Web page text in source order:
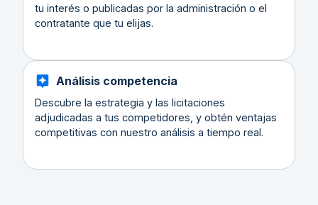
tu interés o publicadas por la administración o el
contratante que tu elijas.
Análisis competencia
Descubre la estrategia y las licitaciones
adjudicadas a tus competidores, y obtén ventajas
competitivas con nuestro análisis a tiempo real.